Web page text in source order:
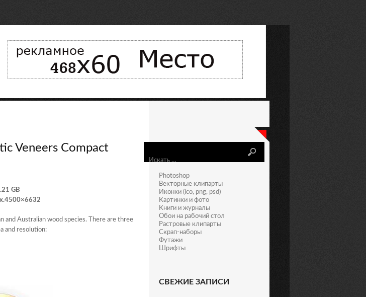
Veneers Compact
GB
and Australian wood species. There are three
and resolution:
Photoshop
Векторные клипарты
Иконки (ico, png, psd)
Картинки и фото
Книги и журналы
Обои на рабочий стол
Растровые клипарты
Скрап-наборы
Футажи
Шрифты
СВЕЖИЕ ЗАПИСИ